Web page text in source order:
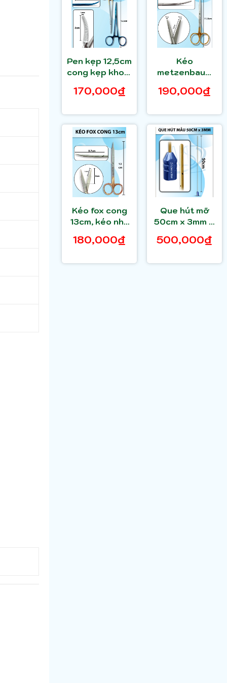
Pen kẹp 12,5cm
cong kẹp khoẻ,
12,5cm, pen
170,000₫
Kéo
metzenbaum
kéo phẫu thuật
mắt, kéo bóc
tách
190,000₫
Kéo fox cong
13cm, kéo nha
180,000₫
Que hút mỡ
50cm x 3mm 4
500,000₫